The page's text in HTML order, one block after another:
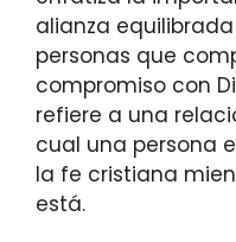
alianza
personas que
compromiso con
refiere a una
cual una persona
la fe cristiana
está.